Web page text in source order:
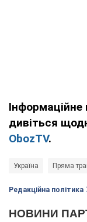
дивіться
ObozTV.
Україна Пряма
Редакційна політика